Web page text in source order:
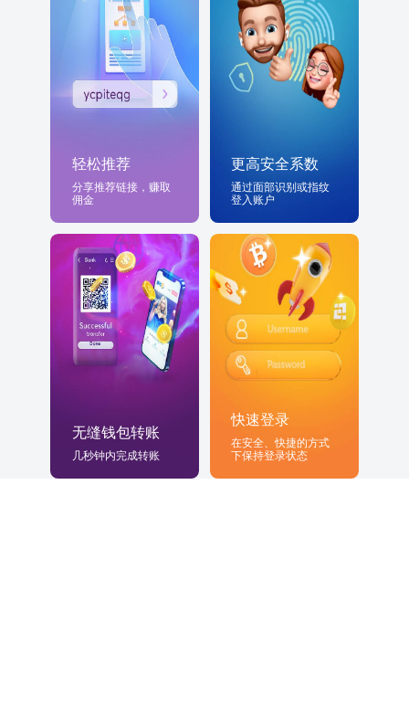
轻松推荐
分享推荐链接，赚取
佣金
无缝钱包转账
几秒钟内完成转账
更高安全系数
通过面部识别或指纹
登入账户
快速登录
在安全、快捷的方式
下保持登录状态